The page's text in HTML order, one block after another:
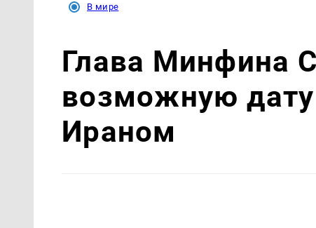
В мире
Глава Минфина
возможную дату
Ираном